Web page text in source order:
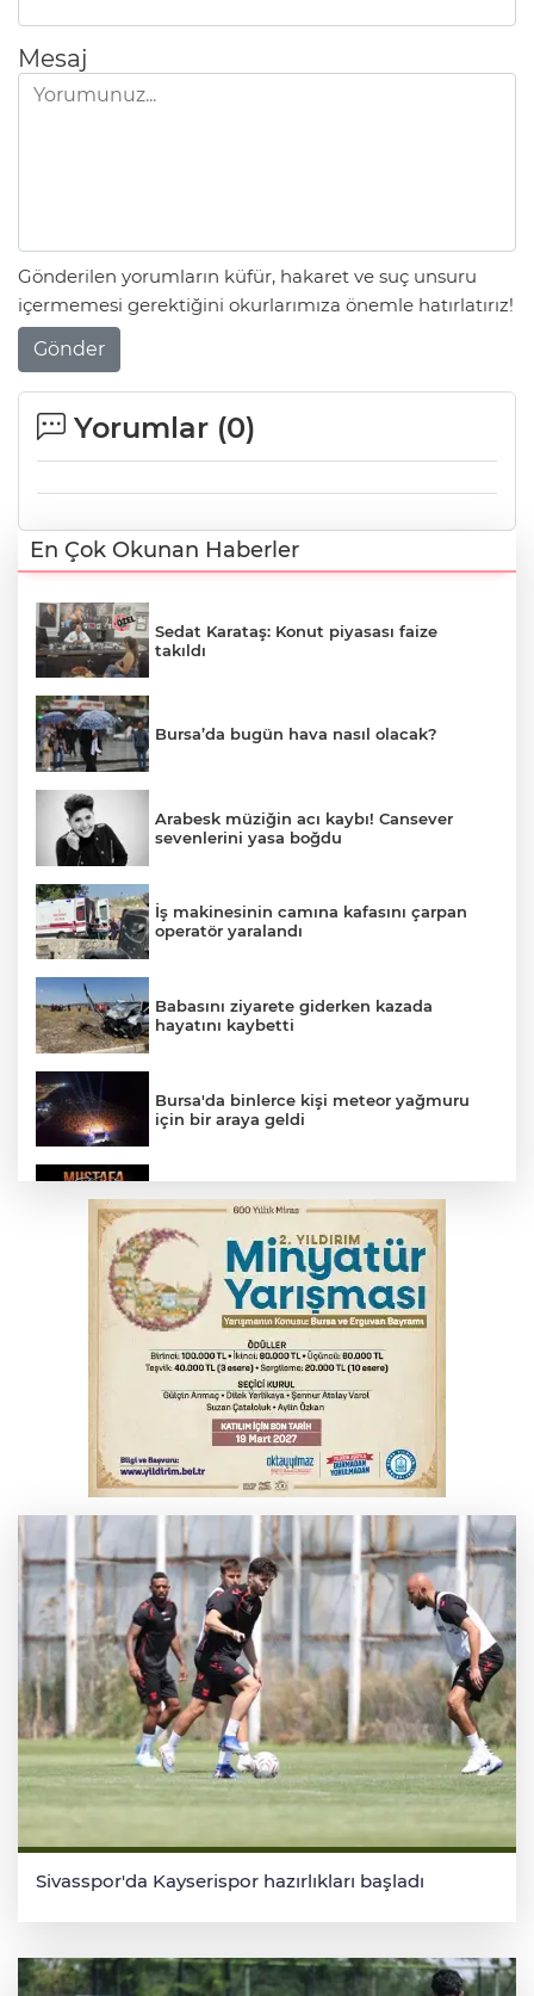
Mesaj
Gönderilen yorumların küfür, hakaret ve suç unsuru
içermemesi gerektiğini okurlarımıza önemle hatırlatırız!
Gönder
Yorumlar (0)
En Çok Okunan Haberler
Sedat Karataş: Konut piyasası faize
takıldı
Bursa’da bugün hava nasıl olacak?
Arabesk müziğin acı kaybı! Cansever
sevenlerini yasa boğdu
İş makinesinin camına kafasını çarpan
operatör yaralandı
Babasını ziyarete giderken kazada
hayatını kaybetti
Bursa'da binlerce kişi meteor yağmuru
için bir araya geldi
kahkaha dolu gece
Beyaz Saray ile Taylor Swift arasında telif
savaşı
İnegöl'de orman yangını; Havadan ve
karadan müdahale başlatıldı
Bursa'da korkutan kazada 4 yaralı
Sivasspor'da Kayserispor hazırlıkları başladı